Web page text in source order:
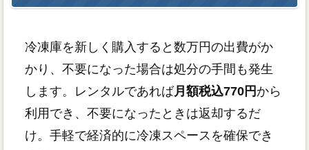
冷凍庫を新しく購入すると数万円の出費がか
かり、不要になった場合は処分の手間も発生
します。レンタルであれば月額税込770円から
利用でき、不要になったときは返却するだ
け。手軽で経済的に冷凍スペースを確保でき